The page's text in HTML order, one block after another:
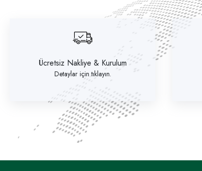
Ücretsiz Nakliye & Kurulum
Detaylar için tıklayın.